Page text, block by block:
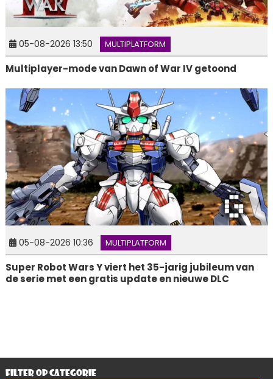
05-08-2026 13:50 MULTIPLATFORM
Multiplayer-mode van Dawn of War IV getoond
05-08-2026 10:36 MULTIPLATFORM
Super Robot Wars Y viert het 35-jarig jubileum van
de serie met een gratis update en nieuwe DLC
FILTER OP CATEGORIE